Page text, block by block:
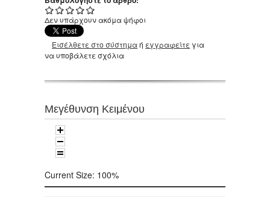
Δεν υπάρχουν ακόμα ψήφοι
Εισέλθετε στο σύστημαή εγγραφείτε για
να υποβάλετε σχόλια
Μεγέθυνση Κειμένου
Current Size: 100%